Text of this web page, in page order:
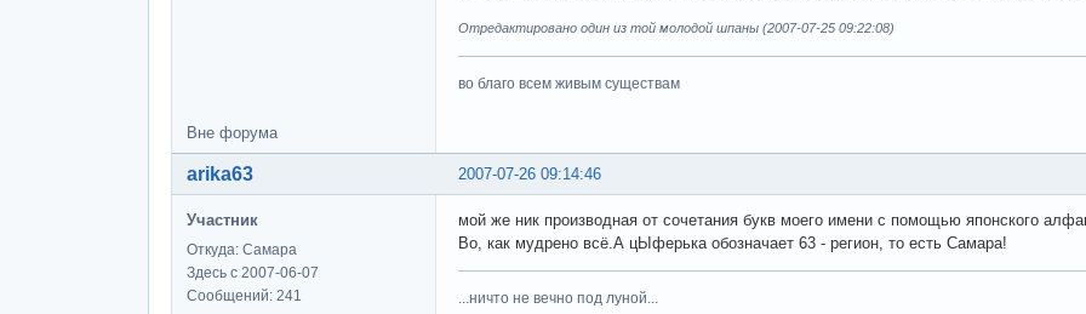
Отредактировано один из той молодой шпаны (2007-07-25 09:22:08)
во благо всем живым существам
Вне форума
2007-07-26 09:14:46
arika63
Участник
Откуда: Самара
Здесь с 2007-06-07
Сообщений: 241
мой же ник производная от сочетания букв моего имени с помощью японского
Во, как мудрено всё.А цЫферька обозначает 63 - регион, то есть Самара!
...ничто не вечно под луной...